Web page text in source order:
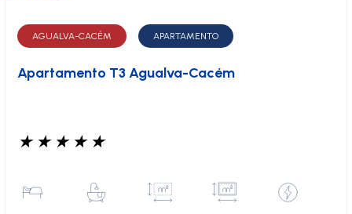
AGUALVA-CACÉM APARTAMENTO
Apartamento T3 Agualva-Cacém
★ ★ ★ ★ ★